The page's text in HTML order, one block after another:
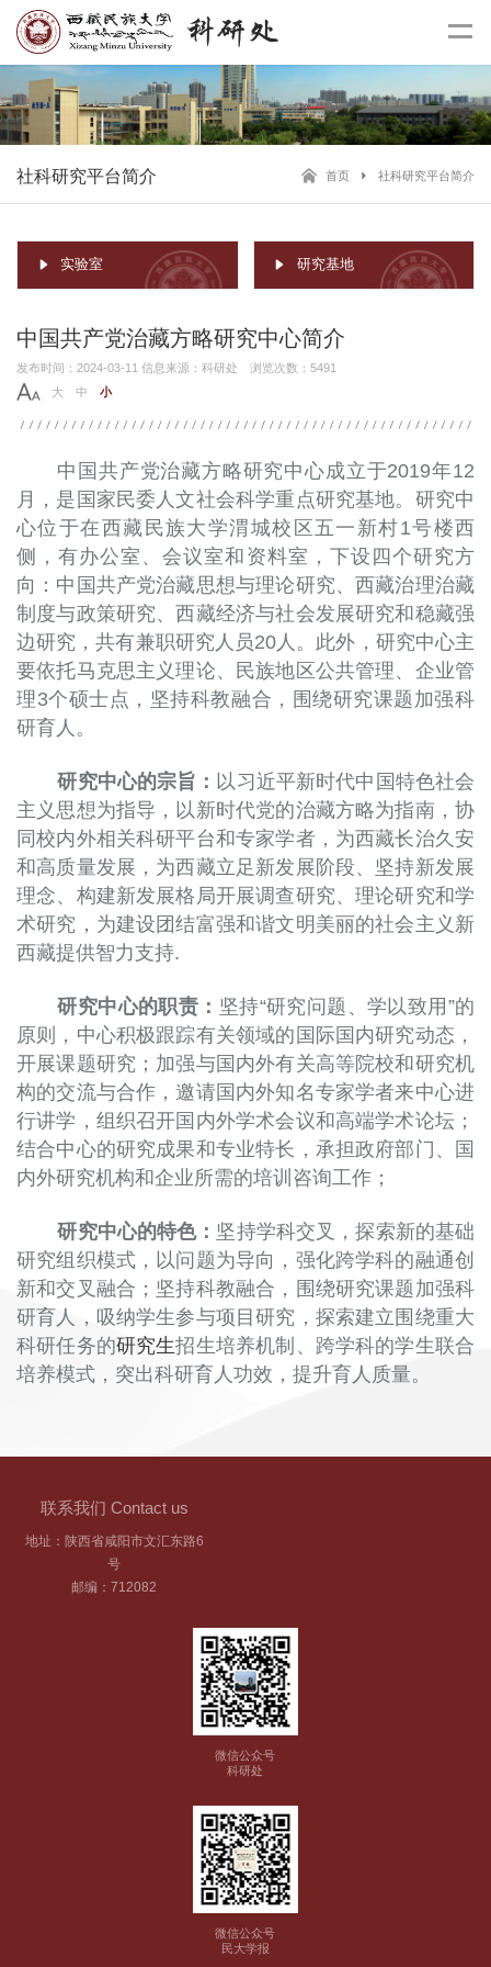
社科研究平台简介 首页 社科研究平台简介
实验室 研究基地
中国共产党治藏方略研究中心简介
发布时间：2024-03-11 信息来源：科研处 浏览次数：5491
大
中 小
中国共产党治藏方略研究中心成立于2019年12
月，是国家民委人文社会科学重点研究基地。研究中
心位于在西藏民族大学渭城校区五一新村1号楼西
侧，有办公室、会议室和资料室，下设四个研究方
向：中国共产党治藏思想与理论研究、西藏治理治藏
制度与政策研究、西藏经济与社会发展研究和稳藏强
边研究，共有兼职研究人员20人。此外，研究中心主
要依托马克思主义理论、民族地区公共管理、企业管
理3个硕士点，坚持科教融合，围绕研究课题加强科
研育人。
研究中心的宗旨： 以习近平新时代中国特色社会
主义思想为指导，以新时代党的治藏方略为指南，协
同校内外相关科研平台和专家学者，为西藏长治久安
和高质量发展，为西藏立足新发展阶段、坚持新发展
理念、构建新发展格局开展调查研究、理论研究和学
术研究，为建设团结富强和谐文明美丽的社会主义新
西藏提供智力支持.
研究中心的职责： 坚持“研究问题、学以致用”的
原则，中心积极跟踪有关领域的国际国内研究动态，
开展课题研究；加强与国内外有关高等院校和研究机
构的交流与合作，邀请国内外知名专家学者来中心进
行讲学，组织召开国内外学术会议和高端学术论坛；
结合中心的研究成果和专业特长，承担政府部门、国
内外研究机构和企业所需的培训咨询工作；
研究中心的特色： 坚持学科交叉，探索新的基础
研究组织模式，以问题为导向，强化跨学科的融通创
新和交叉融合；坚持科教融合，围绕研究课题加强科
研育人，吸纳学生参与项目研究，探索建立围绕重大
科研任务的研究生招生培养机制、跨学科的学生联合
培养模式，突出科研育人功效，提升育人质量。
联系我们 Contact us
地址：陕西省咸阳市文汇东路6
号
邮编：712082
微信公众号
科研处
微信公众号
民大学报